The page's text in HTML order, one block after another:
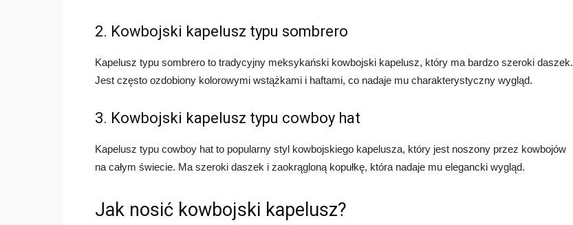
2. Kowbojski kapelusz typu sombrero
Kapelusz typu sombrero to tradycyjny meksykański kowbojski kapelusz, który ma bardzo szeroki daszek.
Jest często ozdobiony kolorowymi wstążkami i haftami, co nadaje mu charakterystyczny wygląd.
3. Kowbojski kapelusz typu cowboy hat
Kapelusz typu cowboy hat to popularny styl kowbojskiego kapelusza, który jest noszony przez kowbojów
na całym świecie. Ma szeroki daszek i zaokrągloną kopułkę, która nadaje mu elegancki wygląd.
Jak nosić kowbojski kapelusz?